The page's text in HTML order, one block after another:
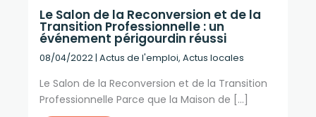
Le Salon de la Reconversion et de la
Transition Professionnelle : un
événement périgourdin réussi
08/04/2022 | Actus de l'emploi, Actus locales
Le Salon de la Reconversion et de la Transition
Professionnelle Parce que la Maison de […]